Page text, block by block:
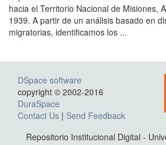
hacia el Territorio Nacional de Misiones,
1939. A partir de un análisis basado en
migratorias, identificamos los ...
DSpace software
copyright © 2002-2016
DuraSpace
Contact Us | Send Feedback
Repositorio Institucional Digital -